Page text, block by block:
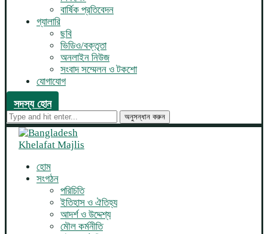
বার্ষিক প্রতিবেদন
গ্যালারি
ছবি
ভিডিও/বক্তৃতা
অনলাইন নিউজ
সংবাদ সম্মেলন ও টকশো
যোগাযোগ
সদস্য হোন
অনুসন্ধান করুন
হোম
সংগঠন
পরিচিতি
ইতিহাস ও ঐতিহ্য
আদর্শ ও উদ্দেশ্য
মৌল কর্মনীতি